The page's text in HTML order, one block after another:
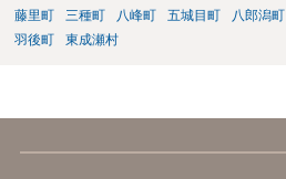
藤里町
三種町 八峰町 五城目町 八郎潟町
羽後町
東成瀬村